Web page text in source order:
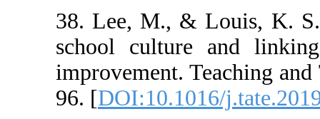
38. Lee, M., &
school culture
improvement.
96. [